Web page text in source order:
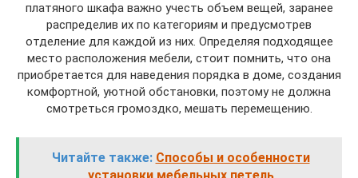
платяного шкафа важно учесть объем вещей, заранее
распределив их по категориям и предусмотрев
отделение для каждой из них. Определяя подходящее
место расположения мебели, стоит помнить, что она
приобретается для наведения порядка в доме, создания
комфортной, уютной обстановки, поэтому не должна
смотреться громоздко, мешать перемещению.
Читайте также: Способы и особенности